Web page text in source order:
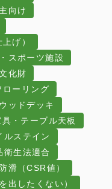
向け
げ）
スポーツ施設
化財
ローリング
ッドデッキ
・テーブル天板
ルステイン
衛生法適合
滑（CSR値）
出したくない）